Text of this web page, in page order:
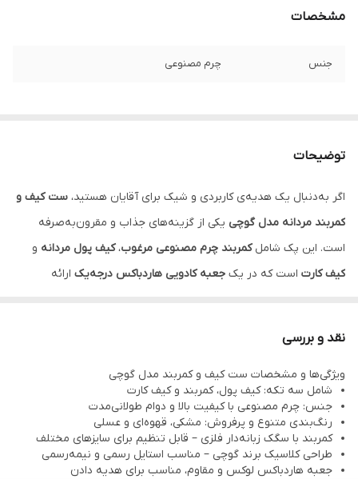
مشخصات
جنس چرم مصنوعی
توضیحات
اگر به‌دنبال یک هدیه‌ی کاربردی و شیک برای آقایان هستید، ست کیف و
کمربند مردانه مدل گوچی یکی از گزینه‌های جذاب و مقرون‌به‌صرفه
است. این پک شاملکمربند چرم مصنوعی مرغوب،کیف پول مردانه و
کیف کارت است که در یک جعبه کادویی هاردباکس درجه‌یک ارائه
نقد و بررسی
ویژگی‌ها و مشخصات ست کیف و کمربند مدل گوچی
شامل سه تکه: کیف پول، کمربند و کیف کارت
جنس: چرم مصنوعی با کیفیت بالا و دوام طولانی‌مدت
رنگ‌بندی متنوع و پرفروش: مشکی، قهوه‌ای و عسلی
کمربند با سگک زبانه‌دار فلزی – قابل تنظیم برای سایزهای مختلف
طراحی کلاسیک برند گوچی – مناسب استایل رسمی و نیمه‌رسمی
جعبه هاردباکس لوکس و مقاوم، مناسب برای هدیه دادن